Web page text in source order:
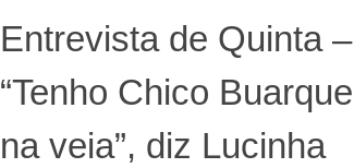
Entrevista de Quinta –
“Tenho Chico Buarque
na veia”, diz Lucinha